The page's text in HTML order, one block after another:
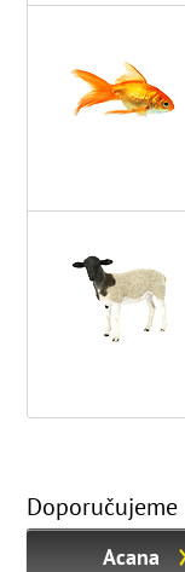
Doporučujeme
Acana